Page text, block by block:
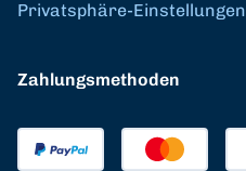
Privatsphäre-Einstellungen
Zahlungsmethoden